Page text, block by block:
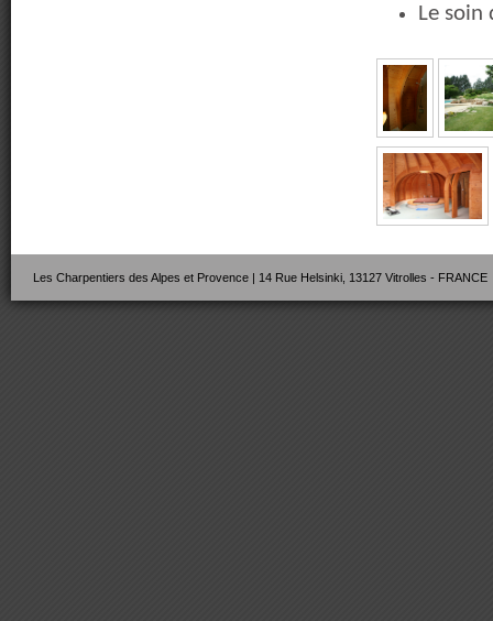
Le soin
Les Charpentiers des Alpes et Provence | 14 Rue Helsinki, 13127 Vitrolles - FRANCE